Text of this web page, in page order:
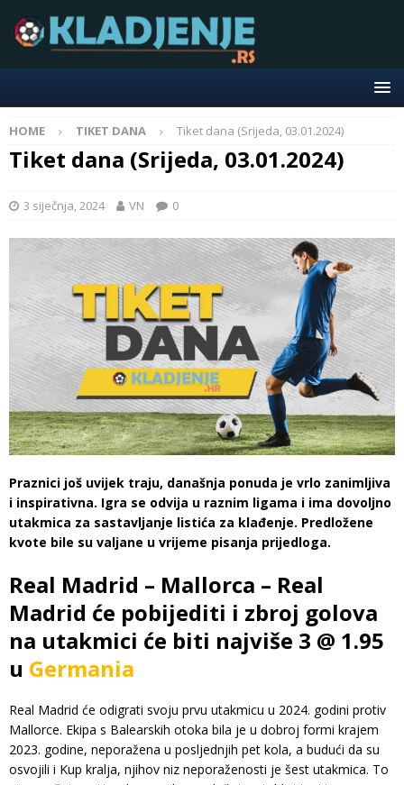
HOME TIKET DANA Tiket dana (Srijeda, 03.01.2024)
Tiket dana (Srijeda, 03.01.2024)
3 siječnja, 2024 VN 0
Praznici još uvijek traju, današnja ponuda je vrlo zanimljiva
i inspirativna. Igra se odvija u raznim ligama i ima dovoljno
utakmica za sastavljanje listića za klađenje. Predložene
kvote bile su valjane u vrijeme pisanja prijedloga.
Real Madrid – Mallorca – Real
Madrid će pobijediti i zbroj golova
na utakmici će biti najviše 3 @ 1.95
u Germania
Real Madrid će odigrati svoju prvu utakmicu u 2024. godini protiv
Mallorce. Ekipa s Balearskih otoka bila je u dobroj formi krajem
2023. godine, neporažena u posljednjih pet kola, a budući da su
osvojili i Kup kralja, njihov niz neporaženosti je šest utakmica. To